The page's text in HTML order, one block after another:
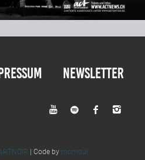
Newsletter




| Code by momou!